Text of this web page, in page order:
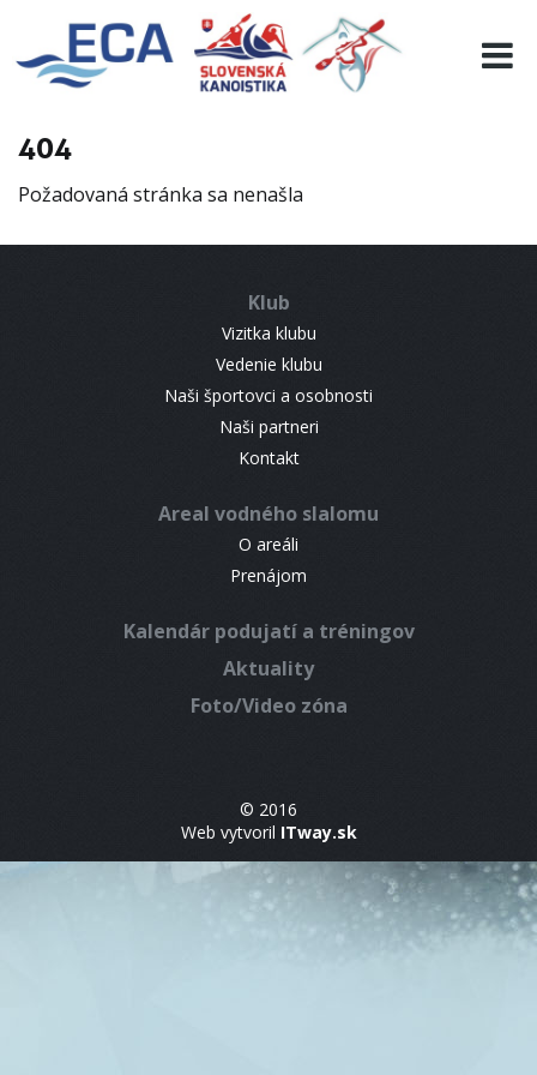
404
Požadovaná stránka sa nenašla
Klub
Vizitka klubu
Vedenie klubu
Naši športovci a osobnosti
Naši partneri
Kontakt
Areal vodného slalomu
O areáli
Prenájom
Kalendár podujatí a tréningov
Aktuality
Foto/Video zóna
© 2016
Web vytvoril ITway.sk
EURO 19
INFO
RESULTS
CONTACT